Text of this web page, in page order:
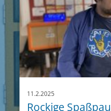
11.2.2025
Rockige